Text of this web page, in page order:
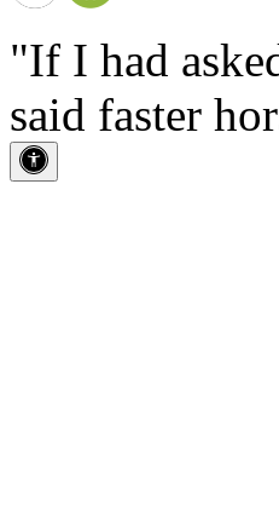
"If I had
said faster